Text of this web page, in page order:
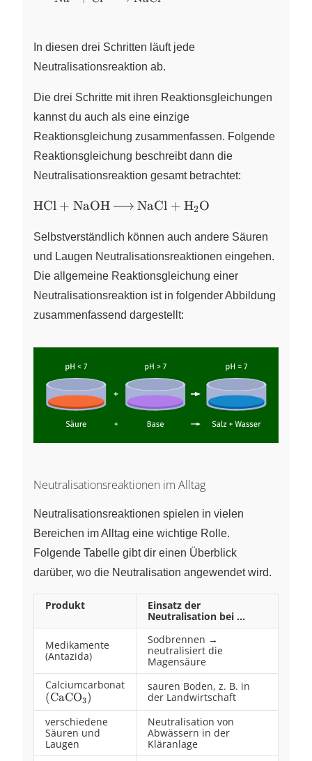
In diesen drei Schritten läuft jede
Neutralisationsreaktion ab.
Die drei Schritte mit ihren Reaktionsgleichungen
kannst du auch als eine einzige
Reaktionsgleichung zusammenfassen. Folgende
Reaktionsgleichung beschreibt dann die
Neutralisationsreaktion gesamt betrachtet:
\ce{HCl
NaOH
→ NaCl
+ H2O}
HCl + NaOH NaCl + HX
2O
Selbstverständlich können auch andere Säuren
und Laugen Neutralisationsreaktionen eingehen.
Die allgemeine Reaktionsgleichung einer
Neutralisationsreaktion ist in folgender Abbildung
zusammenfassend dargestellt:
Neutralisationsreaktionen im Alltag
Neutralisationsreaktionen spielen in vielen
Bereichen im Alltag eine wichtige Rolle.
Folgende Tabelle gibt dir einen Überblick
darüber, wo die Neutralisation angewendet wird.
Produkt
Einsatz der
Neutralisation bei …
Medikamente
(Antazida)
Sodbrennen →
neutralisiert die
Magensäure
Calciumcarbonat
\left(
\ce{CaCO3}
\right)
(CaCOX
3)
sauren Boden, z. B. in
der Landwirtschaft
verschiedene
Säuren und
Laugen
Neutralisation von
Abwässern in der
Kläranlage